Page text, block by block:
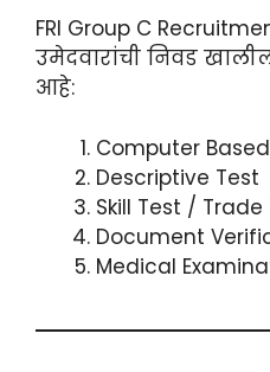
FRI Group C
उमेदवारांची निवड
आहे:
Computer
Descriptive Test
Skill Test / Trade
Document
Medical